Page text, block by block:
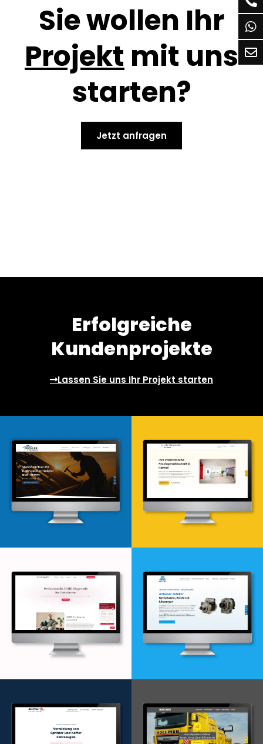
Sie wollen Ihr
Projekt mit uns
starten?
Jetzt anfragen
Erfolgreiche
Kundenprojekte
Lassen Sie uns Ihr Projekt starten
Webdesign & -entwicklung Webdesign & -entwicklung
Webdesign & -entwicklung Webdesign & -entwicklung